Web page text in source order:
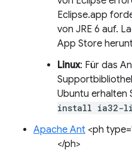
Eclipse.app
von JRE 6 auf.
App Store
Linux: Für das
Ubuntu erhalten
install ia32-
Apache Ant <ph
</ph>